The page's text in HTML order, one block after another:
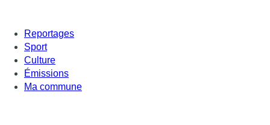
Reportages
Sport
Culture
Émissions
Ma commune